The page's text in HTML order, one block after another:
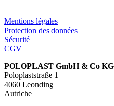
Mentions légales
Protection des données
Sécurité
CGV
POLOPLAST GmbH & Co KG
Poloplaststraße 1
4060 Leonding
Autriche